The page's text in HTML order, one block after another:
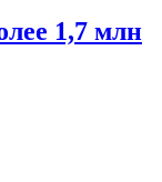
1,7 млн